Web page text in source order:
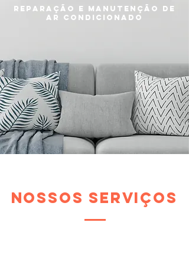
REPARAÇÃO E MANUTENÇÃO DE
AR CONDICIONADO
nossos serviços